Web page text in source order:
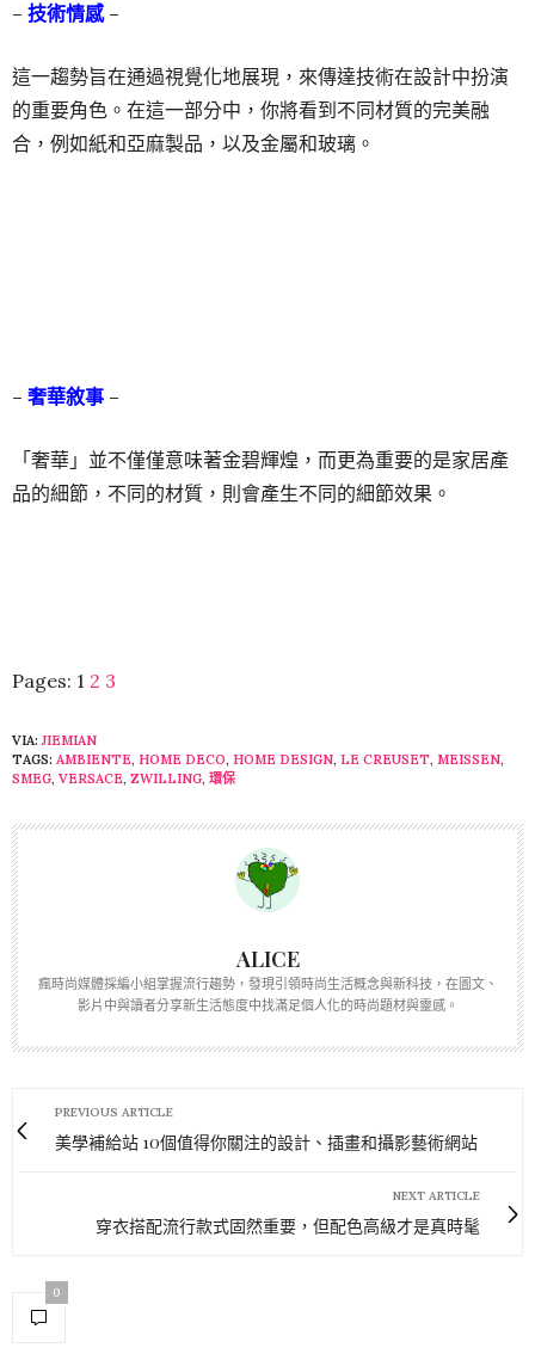
– 技術情感–
這一趨勢旨在通過視覺化地展現，來傳達技術在設計中扮演
的重要角色。在這一部分中，你將看到不同材質的完美融
合，例如紙和亞麻製品，以及金屬和玻璃。
– 奢華敘事 –
「奢華」並不僅僅意味著金碧輝煌，而更為重要的是家居產
品的細節，不同的材質，則會產生不同的細節效果。
Pages: 1 2 3
VIA: JIEMIAN
TAGS: AMBIENTE, HOME DECO, HOME DESIGN, LE CREUSET, MEISSEN,
SMEG, VERSACE, ZWILLING, 環保
ALICE
瘋時尚媒體採編小組掌握流行趨勢，發現引領時尚生活概念與新科技，在圖文、
影片中與讀者分享新生活態度中找滿足個人化的時尚題材與靈感。
PREVIOUS ARTICLE
美學補給站 10個值得你關注的設計、插畫和攝影藝術網站
NEXT ARTICLE
穿衣搭配流行款式固然重要，但配色高級才是真時髦
0